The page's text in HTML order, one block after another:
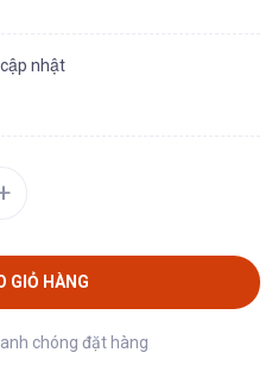
nhật
GIỎ HÀNG
chóng đặt hàng